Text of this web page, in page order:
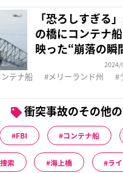
「恐ろしすぎる
の橋にコンテナ
映った“崩落の瞬
2024/
ンテナ船 メリーランド州
衝突事故のその他
FBI コンテナ船
捜索 海上橋 ラ